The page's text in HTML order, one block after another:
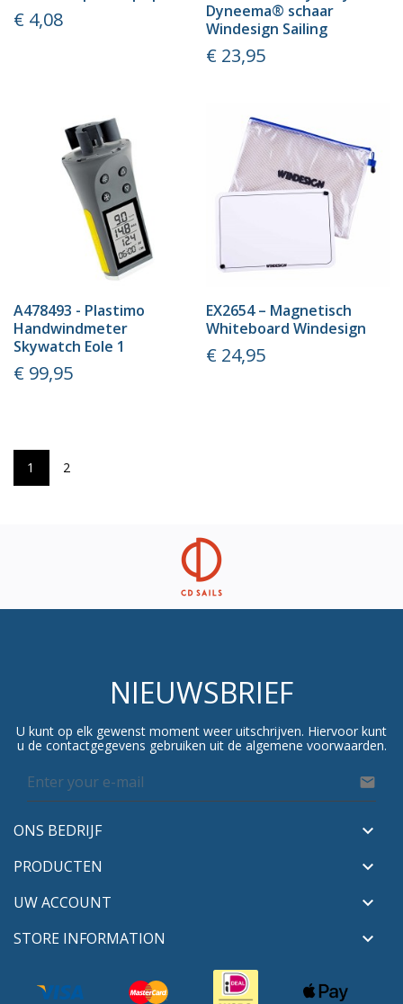
Prijs
€ 4,08
Dyneema® schaar
Windesign Sailing
Prijs
€ 23,95
A478493 - Plastimo
Handwindmeter
Skywatch Eole 1
Prijs
€ 99,95
EX2654 – Magnetisch
Whiteboard Windesign
Prijs
€ 24,95
1 2
NIEUWSBRIEF
U kunt op elk gewenst moment weer uitschrijven. Hiervoor kunt
u de contactgegevens gebruiken uit de algemene voorwaarden.

ONS BEDRIJF 
PRODUCTEN 
UW ACCOUNT 
STORE INFORMATION 